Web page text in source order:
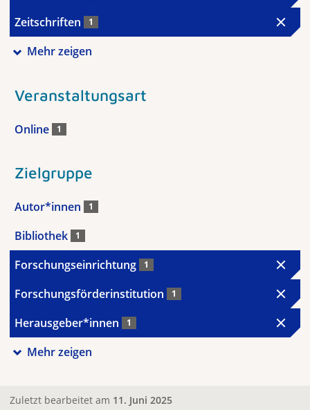
Zeitschriften 1
Mehr zeigen
Veranstaltungsart
Online 1
Zielgruppe
Autor*innen 1
Bibliothek 1
Forschungseinrichtung 1
Forschungsförderinstitution 1
Herausgeber*innen 1
Mehr zeigen
Zuletzt bearbeitet am 11. Juni 2025